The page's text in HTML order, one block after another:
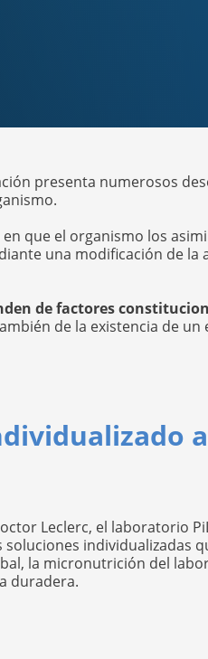
presenta numerosos
que el organismo los
una modificación de la
de factores
de la existencia de
Leclerc, el laboratorio
individualizadas
la micronutrición del
duradera.